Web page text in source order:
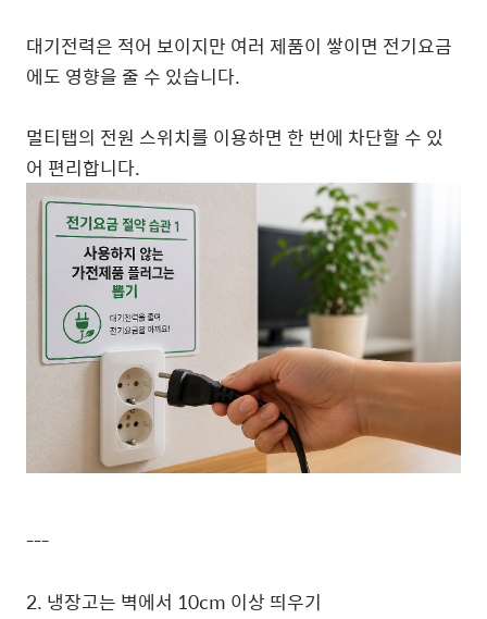
대기전력은 적어 보이지만 여러 제품이 쌓이면 전기요금
에도 영향을 줄 수 있습니다.
멀티탭의 전원 스위치를 이용하면 한 번에 차단할 수 있
어 편리합니다.
---
2. 냉장고는 벽에서 10cm 이상 띄우기